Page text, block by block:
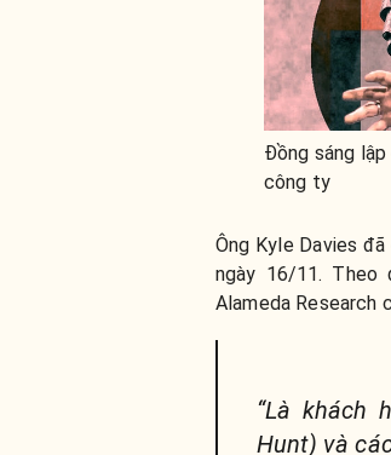
Đồng sáng
công ty
Ông Kyle Davies
ngày 16/11. Theo
Alameda Research
“Là khách
Hunt) và